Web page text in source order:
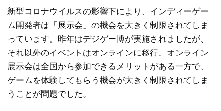
新型コロナウイルスの影響下により、インディーゲー
ム開発者は「展示会」の機会を大きく制限されてしま
っています。昨年はデジゲー博が実施されましたが、
それ以外のイベントはオンラインに移行。オンライン
展示会は全国から参加できるメリットがある一方で、
ゲームを体験してもらう機会が大きく制限されてしま
うことが問題でした。